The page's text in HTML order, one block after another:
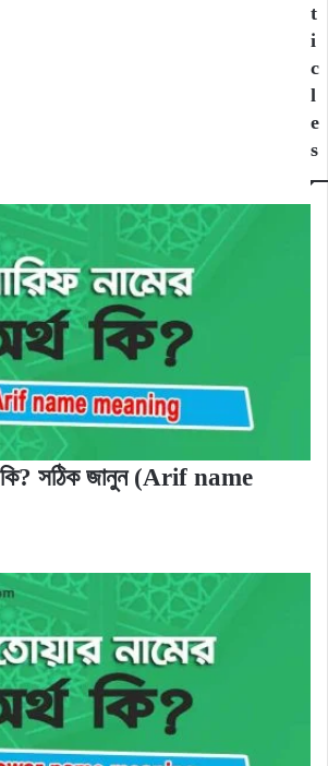
t
i
c
l
e
s
কি? সঠিক জানুন (Arif name